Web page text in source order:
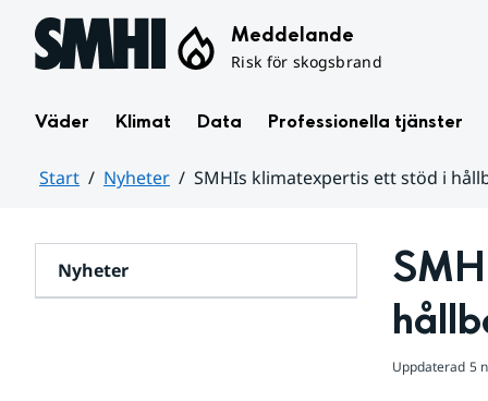
Hoppa till sidans innehåll Meddelande
Risk för skogsbrand
Väder Klimat Data Professionella tjänster
Start Nyheter
SMHIs klimatexpertis ett stöd i
Nyheter
Uppdaterad 5